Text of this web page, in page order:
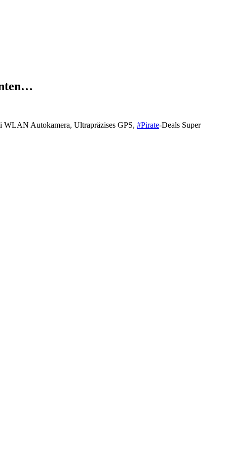
Autokamera, Ultrapräzises GPS, #Pirate-Deals Super